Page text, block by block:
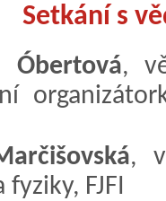
Setkání s
Óbertová,
,
FJFI